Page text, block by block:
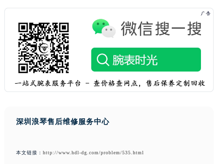
深圳浪琴售后维修服务中心
本文链接： http://www.hdl-dg.com/problem/535.html